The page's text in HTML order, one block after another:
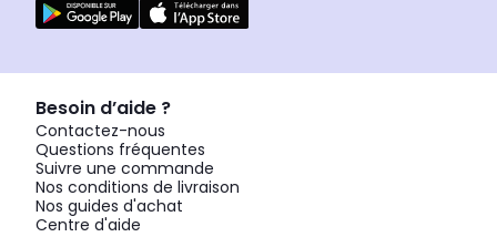
Besoin d’aide ?
Contactez-nous
Questions fréquentes
Suivre une commande
Nos conditions de livraison
Nos guides d'achat
Centre d'aide